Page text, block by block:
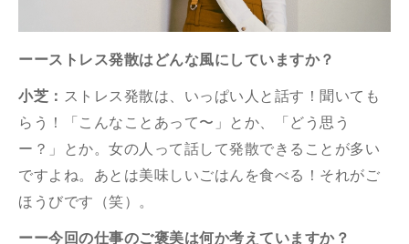
ーーストレス発散はどんな風にしていますか？
小芝： ストレス発散は、いっぱい人と話す！聞いても
らう！「こんなことあって〜」とか、「どう思う
ー？」とか。女の人って話して発散できることが多い
ですよね。あとは美味しいごはんを食べる！それがご
ほうびです（笑）。
ーー今回の仕事のご褒美は何か考えていますか？